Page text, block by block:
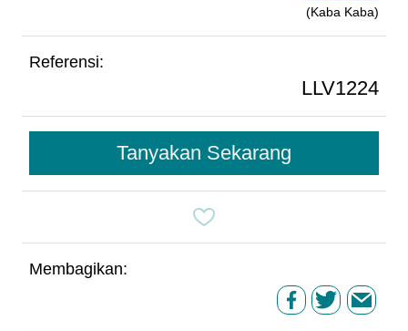
(Kaba Kaba)
Referensi:
LLV1224
Tanyakan Sekarang
Membagikan: